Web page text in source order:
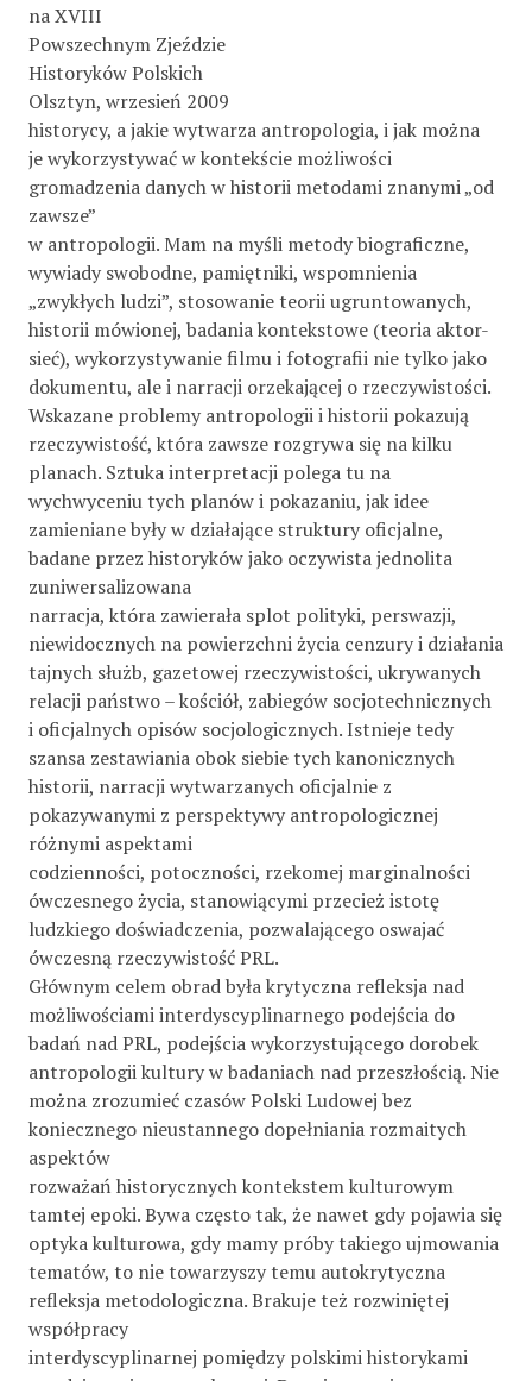
na XVIII
Powszechnym Zjeździe
Historyków Polskich
Olsztyn, wrzesień 2009
historycy, a jakie wytwarza antropologia, i jak można
je wykorzystywać w kontekście możliwości
gromadzenia danych w historii metodami znanymi „od
zawsze”
w antropologii. Mam na myśli metody biograficzne,
wywiady swobodne, pamiętniki, wspomnienia
„zwykłych ludzi”, stosowanie teorii ugruntowanych,
historii mówionej, badania kontekstowe (teoria aktor-
sieć), wykorzystywanie filmu i fotografii nie tylko jako
dokumentu, ale i narracji orzekającej o rzeczywistości.
Wskazane problemy antropologii i historii pokazują
rzeczywistość, która zawsze rozgrywa się na kilku
planach. Sztuka interpretacji polega tu na
wychwyceniu tych planów i pokazaniu, jak idee
zamieniane były w działające struktury oficjalne,
badane przez historyków jako oczywista jednolita
zuniwersalizowana
narracja, która zawierała splot polityki, perswazji,
niewidocznych na powierzchni życia cenzury i działania
tajnych służb, gazetowej rzeczywistości, ukrywanych
relacji państwo – kościół, zabiegów socjotechnicznych
i oficjalnych opisów socjologicznych. Istnieje tedy
szansa zestawiania obok siebie tych kanonicznych
historii, narracji wytwarzanych oficjalnie z
pokazywanymi z perspektywy antropologicznej
różnymi aspektami
codzienności, potoczności, rzekomej marginalności
ówczesnego życia, stanowiącymi przecież istotę
ludzkiego doświadczenia, pozwalającego oswajać
ówczesną rzeczywistość PRL.
Głównym celem obrad była krytyczna refleksja nad
możliwościami interdyscyplinarnego podejścia do
badań nad PRL, podejścia wykorzystującego dorobek
antropologii kultury w badaniach nad przeszłością. Nie
można zrozumieć czasów Polski Ludowej bez
koniecznego nieustannego dopełniania rozmaitych
aspektów
rozważań historycznych kontekstem kulturowym
tamtej epoki. Bywa często tak, że nawet gdy pojawia się
optyka kulturowa, gdy mamy próby takiego ujmowania
tematów, to nie towarzyszy temu autokrytyczna
refleksja metodologiczna. Brakuje też rozwiniętej
współpracy
interdyscyplinarnej pomiędzy polskimi historykami